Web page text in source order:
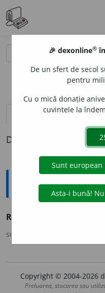
definiții (1)
Definiția cu ID-ul
Sinonime
REBEG
sursa:
Copyright © 2004-2026
Preluarea, stocarea sau
🎉 dexonline®
De un sfert de secol
pentru
Cu o mică donație
cuvintele la